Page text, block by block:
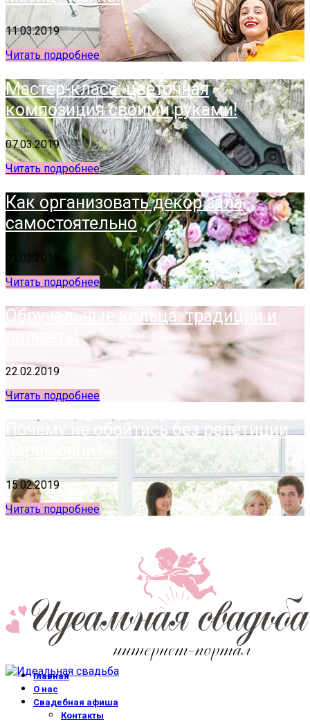
11.03.2019
Читать подробнее
Мастер-класс: цветочная
композиция своими руками!
07.03.2019
Читать подробнее
Как организовать декор зала
самостоятельно
01.03.2019
Читать подробнее
Обручальные кольца: традиции и
приметы
22.02.2019
Читать подробнее
Почему не обойтись без репетиции
церемонии?
15.02.2019
Читать подробнее
Главная
О нас
Свадебная афиша
Контакты